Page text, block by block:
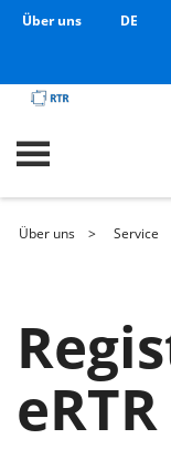
DE
Über uns Service
eRTR